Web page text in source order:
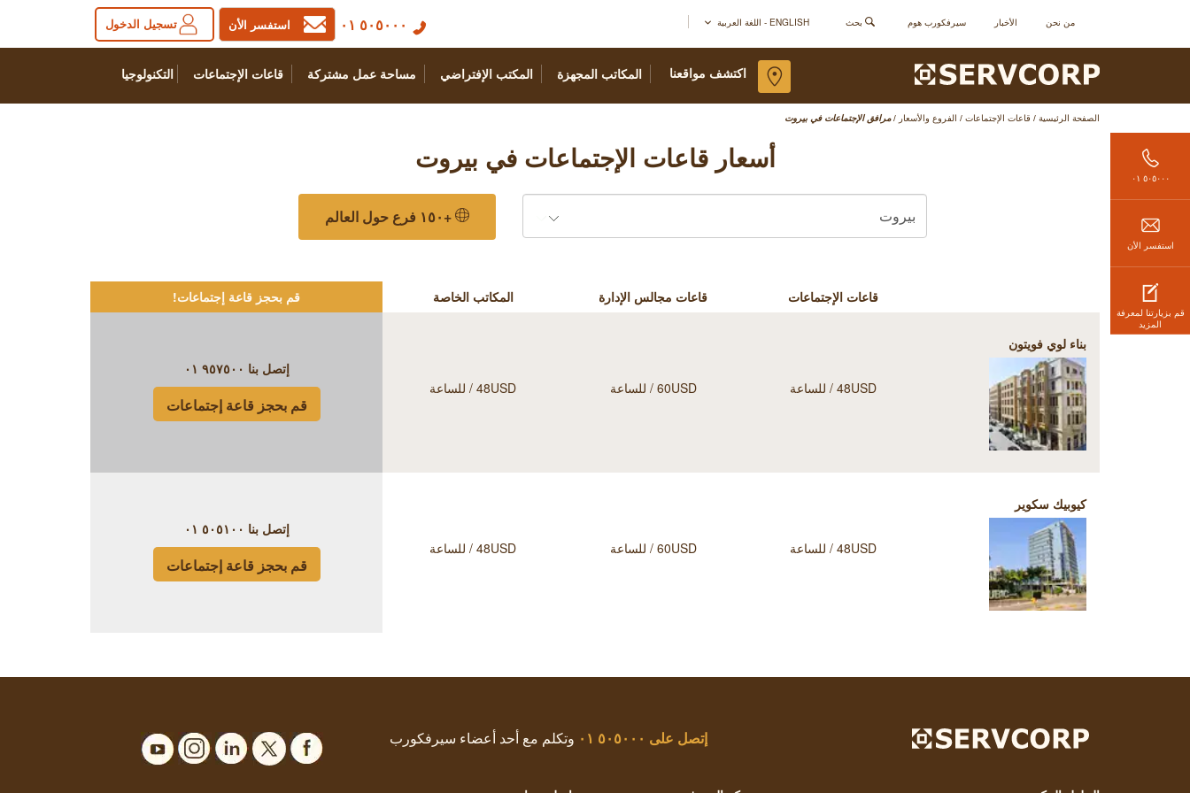
من نحن الأخبار سيرفكورب هوم بحث ENGLISH - اللغة العربية تسجيل الدخول استفسر الأن ٥٠٥٠٠٠ ٠١
المكاتب المجهزة المكتب الإفتراضي مساحة عمل مشتركة قاعات الإجتماعات التكنولوجيا اكتشف مواقعنا
٥٠٥٠٠٠ ٠١
استفسر الأن
قم بزيارتنا لمعرفة
المزيد
الصفحة الرئيسية / قاعات الإجتماعات / الفروع والأسعار / مرافق الإجتماعات في بيروت
أسعار قاعات الإجتماعات في بيروت
+١٥٠ فرع حول العالم
قاعات الإجتماعات قاعات مجالس الإدارة المكاتب الخاصة قم بحجز قاعة إجتماعات!
بناء لوي فويتون
48USD / للساعة 60USD / للساعة 48USD / للساعة
إتصل بنا ٩٥٧٥٠٠ ٠١
قم بحجز قاعة إجتماعات
كيوبيك سكوير
48USD / للساعة 60USD / للساعة 48USD / للساعة
إتصل بنا ٥٠٥١٠٠ ٠١
قم بحجز قاعة إجتماعات
إتصل على ٥٠٥٠٠٠ ٠١ وتكلم مع أحد أعضاء سيرفكورب